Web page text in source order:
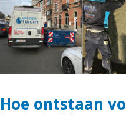
Hoe ontstaan